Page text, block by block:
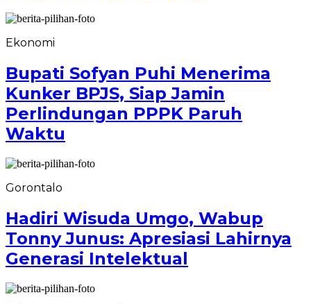
Ekonomi
Bupati Sofyan Puhi Menerima
Kunker BPJS, Siap Jamin
Perlindungan PPPK Paruh
Waktu
Gorontalo
Hadiri Wisuda Umgo, Wabup
Tonny Junus: Apresiasi Lahirnya
Generasi Intelektual